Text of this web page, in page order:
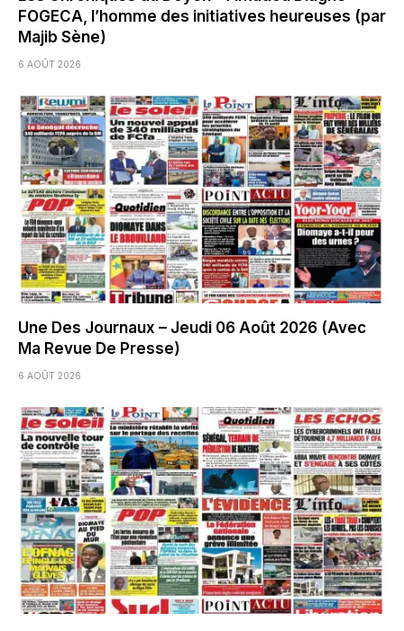
FOGECA, l’homme des initiatives heureuses (par
Majib Sène)
6 AOÛT 2026
Une Des Journaux – Jeudi 06 Août 2026 (Avec
Ma Revue De Presse)
6 AOÛT 2026